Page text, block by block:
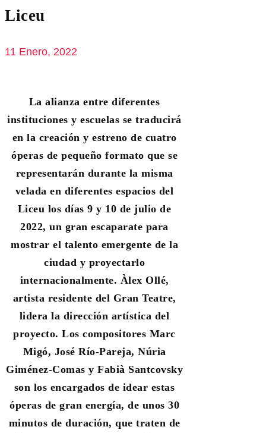
Liceu
11 Enero, 2022
La alianza entre diferentes
instituciones y escuelas se traducirá
en la creación y estreno de cuatro
óperas de pequeño formato que se
representarán durante la misma
velada en diferentes espacios del
Liceu los días 9 y 10 de julio de
2022, un gran escaparate para
mostrar el talento emergente de la
ciudad y proyectarlo
internacionalmente. Àlex Ollé,
artista residente del Gran Teatre,
lidera la dirección artística del
proyecto. Los compositores Marc
Migó, José Río-Pareja, Núria
Giménez-Comas y Fabià Santcovsky
son los encargados de idear estas
óperas de gran energía, de unos 30
minutos de duración, que traten de